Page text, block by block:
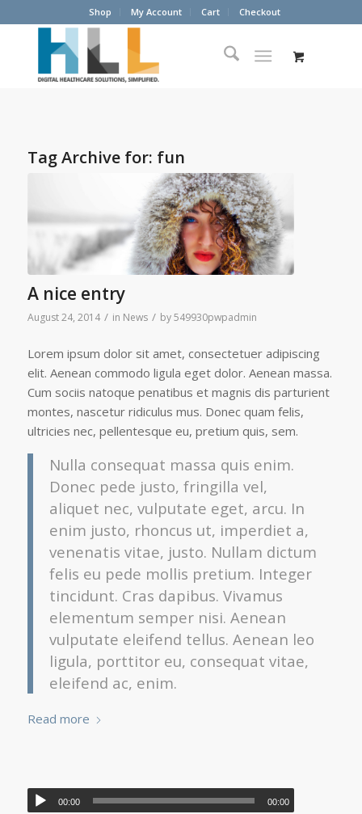
Shop My Account Cart Checkout
Tag Archive for: fun
A nice entry
August 24, 2014 / in News / by549930pwpadmin
Lorem ipsum dolor sit amet, consectetuer adipiscing
elit. Aenean commodo ligula eget dolor. Aenean massa.
Cum sociis natoque penatibus et magnis dis parturient
montes, nascetur ridiculus mus. Donec quam felis,
ultricies nec, pellentesque eu, pretium quis, sem.
Nulla consequat massa quis enim.
Donec pede justo, fringilla vel,
aliquet nec, vulputate eget, arcu. In
enim justo, rhoncus ut, imperdiet a,
venenatis vitae, justo. Nullam dictum
felis eu pede mollis pretium. Integer
tincidunt. Cras dapibus. Vivamus
elementum semper nisi. Aenean
vulputate eleifend tellus. Aenean leo
ligula, porttitor eu, consequat vitae,
eleifend ac, enim.
Read more
00:00 00:00